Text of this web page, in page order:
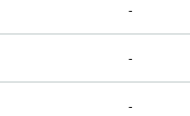
-
-
-